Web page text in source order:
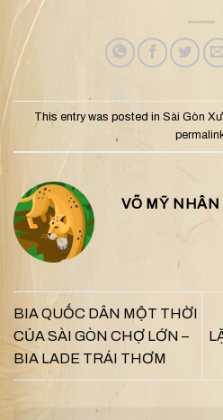
This entry was posted in Sài Gòn
VÕ MỸ NHÂN
BIA QUỐC DÂN MỘT THỜI
CỦA SÀI GÒN CHỢ LỚN –
BIA LADE TRÁI THƠM